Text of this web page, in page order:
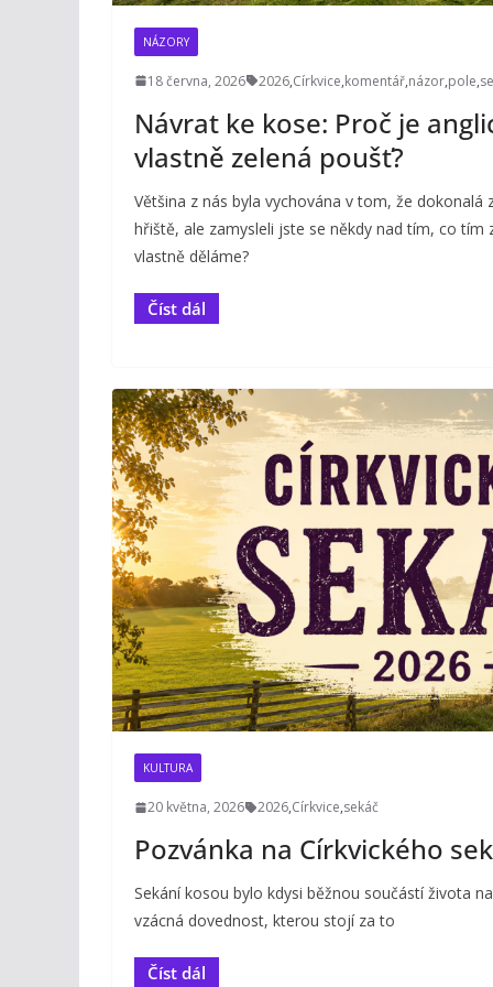
NÁZORY
18 června, 2026 2026,Církvice,komentář,názor,pole,
Návrat ke kose: Proč je
vlastně zelená poušť?
Většina z nás byla vychována v tom, že dokonalá
hřiště, ale zamysleli jste se někdy nad tím, co tím
vlastně děláme?
KULTURA
20 května, 2026 2026,Církvice,sekáč
Pozvánka na Církvického
Sekání kosou bylo kdysi běžnou součástí života
vzácná dovednost, kterou stojí za to